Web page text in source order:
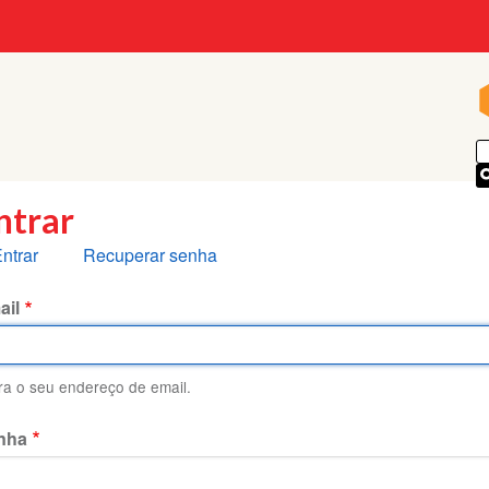
Recuperar senha
o seu endereço de email.